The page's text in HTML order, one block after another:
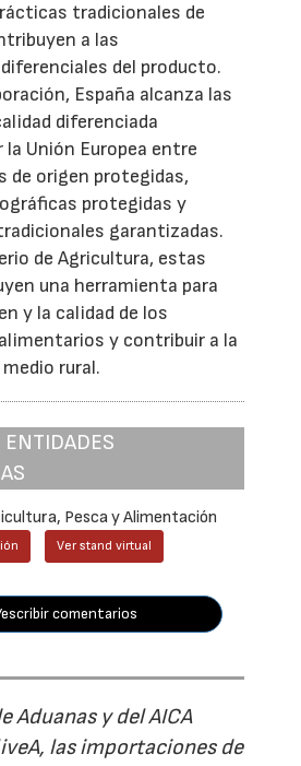
tradicionales de
a las
del producto.
España alcanza las
diferenciada
Unión Europea entre
de origen protegidas,
protegidas y
garantizadas.
de Agricultura, estas
una herramienta para
y la calidad de los
y contribuir a la
rural.
ENTIDADES
Pesca y Alimentación
Ver stand virtual
comentarios
Aduanas y del AICA
las importaciones de